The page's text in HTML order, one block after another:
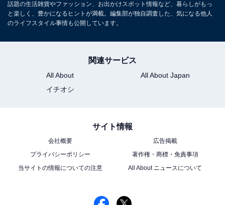
話題の生活雑貨やファッション、お出かけスポット情報など、暮らしがもっ
と楽しく、豊かになるヒントが満載。編集部が独自調査した、気になる他人
のライフスタイル事情も公開しています。
関連サービス
All About
All About Japan
イチオシ
サイト情報
会社概要
広告掲載
プライバシーポリシー
著作権・商標・免責事項
当サイトの情報についての注意
All About ニュースについて